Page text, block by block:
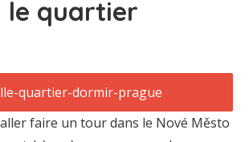
le quartier
faire un tour dans le Nové Město